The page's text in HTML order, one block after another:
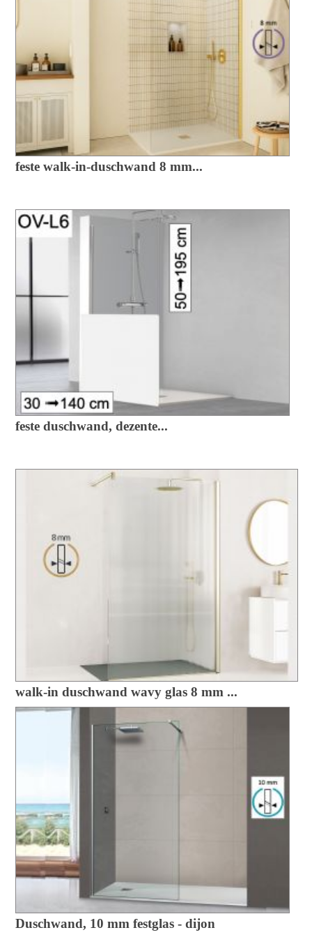
feste walk-in-duschwand 8 mm...
feste duschwand, dezente...
walk-in duschwand wavy glas 8 mm ...
Duschwand, 10 mm festglas - dijon